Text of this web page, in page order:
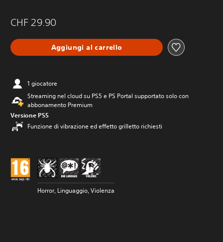
CHF 29.90
Aggiungi al carrello
1 giocatore
Streaming nel cloud su PS5 e PS Portal supportato solo con
abbonamento Premium
Versione PS5
Funzione di vibrazione ed effetto grilletto richiesti
Horror, Linguaggio, Violenza